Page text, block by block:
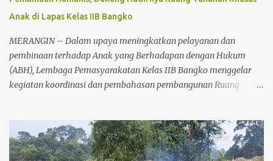
Anak di Lapas Kelas IIB Bangko
MERANGIN – Dalam upaya meningkatkan pelayanan dan
pembinaan terhadap Anak yang Berhadapan dengan Hukum
(ABH), Lembaga Pemasyarakatan Kelas IIB Bangko menggelar
kegiatan koordinasi dan pembahasan pembangunan Ruang
dihadiri unsur Forum Koordinasi Pimpinan Daerah (Forkopimda)
serta aparat penegak hukum di Kabupaten Merangin. Koordinasi
tersebut dilakukan sebagai bentuk sinergitas antarinstansi dalam